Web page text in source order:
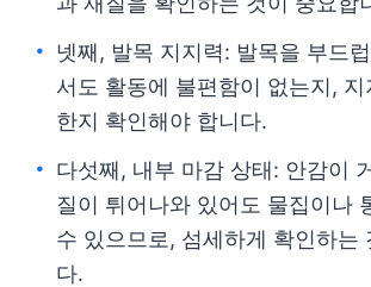
넷째, 발목 지지력: 발목을 부드
서도 활동에 불편함이 없는지, 지
한지 확인해야 합니다.
다섯째, 내부 마감 상태: 안감이
질이 튀어나와 있어도 물집이나
수 있으므로, 섬세하게 확인하는
다.